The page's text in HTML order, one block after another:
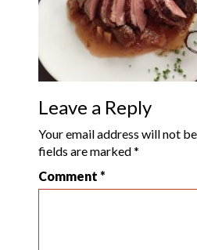
Leave a Reply
Your email address will not
fields are marked*
Comment*